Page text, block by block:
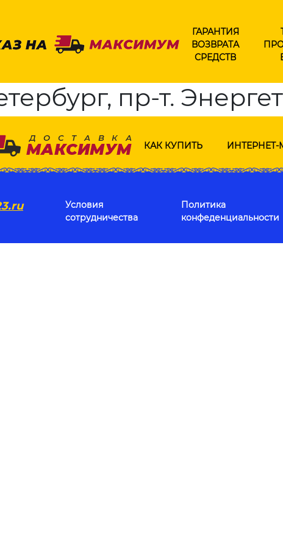
ГАРАНТИЯ
ВОЗВРАТА
СРЕДСТВ
пр-т.
КАК КУПИТЬ
Условия
сотрудничества
Политика
конфеденциальности